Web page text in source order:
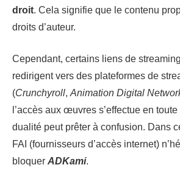
droit. Cela signifie que le contenu
droits d’auteur.
Cependant, certains liens de
redirigent vers des plateformes de
(Crunchyroll, Animation Digital
l’accès aux œuvres s’effectue en
dualité peut prêter à confusion. Dans
FAI (fournisseurs d’accès internet)
bloquer ADKami.